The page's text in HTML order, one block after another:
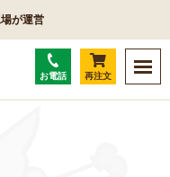
が運営
お電話 再注文